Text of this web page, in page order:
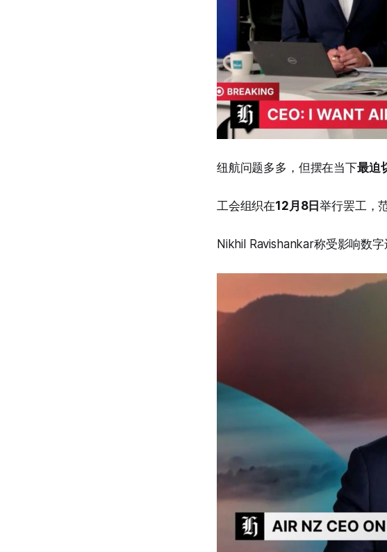
纽航问题多多，但摆在当下最迫
工会组织在12月8日举行罢工，
Nikhil Ravishankar称受影响数